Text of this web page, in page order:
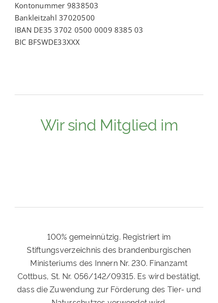
Kontonummer 9838503
Bankleitzahl 37020500
IBAN DE35 3702 0500 0009 8385 03
BIC BFSWDE33XXX
Wir sind Mitglied im
100% gemeinnützig. Registriert im
Stiftungsverzeichnis des brandenburgischen
Ministeriums des Innern Nr. 230. Finanzamt
Cottbus, St. Nr. 056/142/09315. Es wird bestätigt,
dass die Zuwendung zur Förderung des Tier- und